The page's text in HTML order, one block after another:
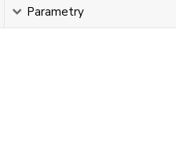
Parametry